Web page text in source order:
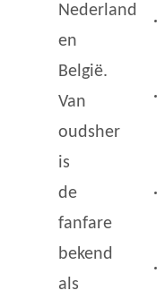
Nederland
en
België.
Van
oudsher
is
de
fanfare
bekend
als